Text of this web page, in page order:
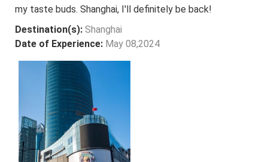
my taste buds. Shanghai, I'll definitely be back!
Destination(s): Shanghai
Date of Experience: May 08,2024